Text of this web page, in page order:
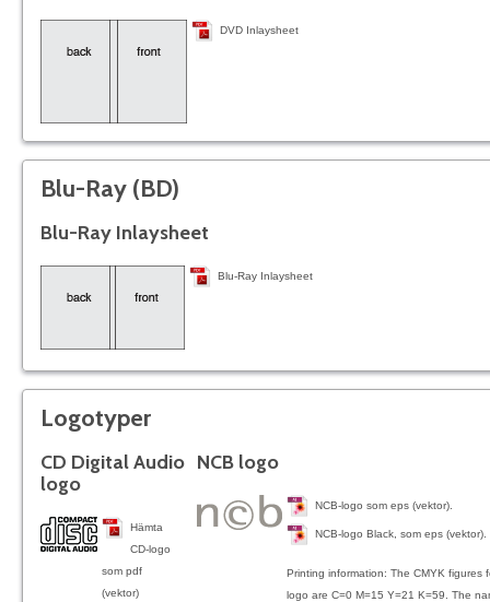
DVD Inlaysheet
Blu-Ray (BD)
Blu-Ray Inlaysheet
Blu-Ray Inlaysheet
Logotyper
CD Digital Audio
logo
Hämta
CD-logo
som pdf
(vektor)
NCB logo
NCB-logo som eps (vektor).
NCB-logo Black, som eps (vektor).
Printing information: The CMYK figures
logo are C=0 M=15 Y=21 K=59. The